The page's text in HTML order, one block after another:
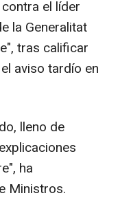
el líder
la Generalitat
tras calificar
aviso tardío en
lleno de
ha
Ministros.